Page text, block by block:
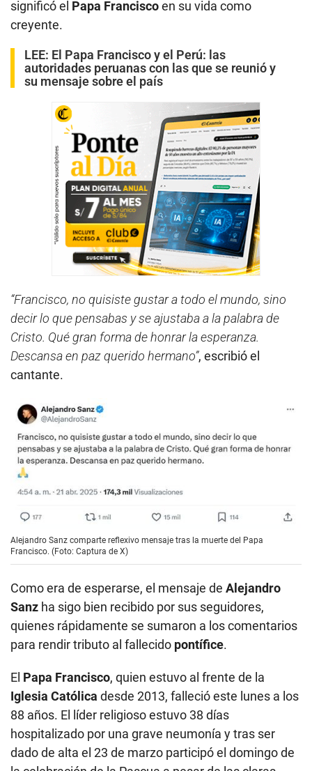
significó el Papa Franciscoen su vida como
creyente.
LEE: El Papa Francisco y el Perú: las
autoridades peruanas con las que se reunió y
su mensaje sobre el país
“Francisco, no quisiste gustar a todo el mundo, sino
decir lo que pensabas y se ajustaba a la palabra de
Cristo. Qué gran forma de honrar la esperanza.
Descansa en paz querido hermano”, escribió el
cantante.
Alejandro Sanz comparte reflexivo mensaje tras la muerte del Papa
Francisco. (Foto: Captura de X)
Como era de esperarse, el mensaje de Alejandro
Sanz ha sigo bien recibido por sus seguidores,
quienes rápidamente se sumaron a los comentarios
para rendir tributo al fallecido pontífice.
El Papa Francisco, quien estuvo al frente de la
Iglesia Católica desde 2013, falleció este lunes a los
88 años. El líder religioso estuvo 38 días
hospitalizado por una grave neumonía y tras ser
dado de alta el 23 de marzo participó el domingo de